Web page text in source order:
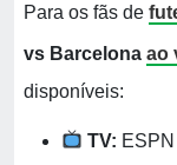
Para os fãs de
vs Barcelona ao
disponíveis:
TV: